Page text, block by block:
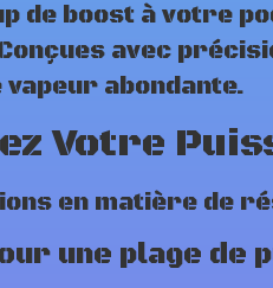
de boost à votre
Conçues avec
abondante.
Votre
en matière de
une plage de